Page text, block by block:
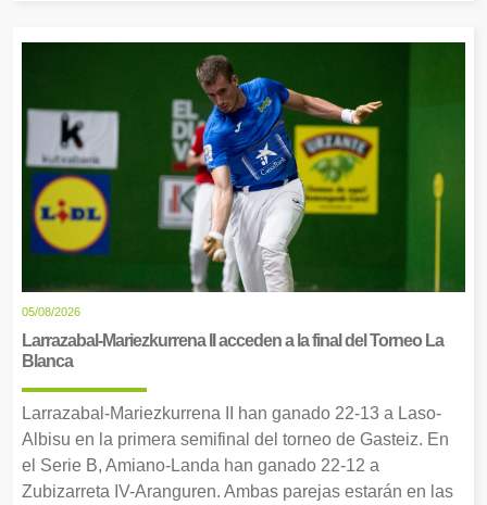
05/08/2026
Larrazabal-Mariezkurrena II acceden a la final del Torneo La
Blanca
Larrazabal-Mariezkurrena II han ganado 22-13 a Laso-
Albisu en la primera semifinal del torneo de Gasteiz. En
el Serie B, Amiano-Landa han ganado 22-12 a
Zubizarreta IV-Aranguren. Ambas parejas estarán en las